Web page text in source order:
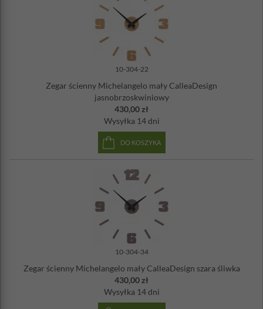
10-304-22
Zegar ścienny Michelangelo mały CalleaDesign
jasnobrzoskwiniowy
430,00 zł
Wysyłka 14 dni
DO KOSZYKA
10-304-34
Zegar ścienny Michelangelo mały CalleaDesign szara śliwka
430,00 zł
Wysyłka 14 dni